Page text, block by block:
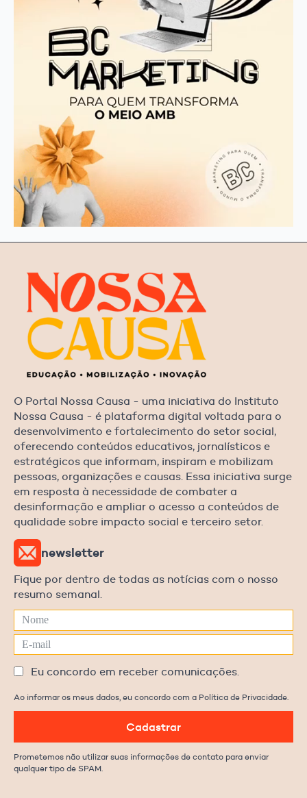
O Portal Nossa Causa - uma iniciativa do Instituto
Nossa Causa - é plataforma digital voltada para o
desenvolvimento e fortalecimento do setor social,
oferecendo conteúdos educativos, jornalísticos e
estratégicos que informam, inspiram e mobilizam
pessoas, organizações e causas. Essa iniciativa surge
em resposta à necessidade de combater a
desinformação e ampliar o acesso a conteúdos de
qualidade sobre impacto social e terceiro setor.
newsletter
Fique por dentro de todas as notícias com o nosso
resumo semanal.
Eu concordo em receber comunicações.
Ao informar os meus dados, eu concordo com a Política de Privacidade.
Cadastrar
Prometemos não utilizar suas informações de contato para enviar
qualquer tipo de SPAM.